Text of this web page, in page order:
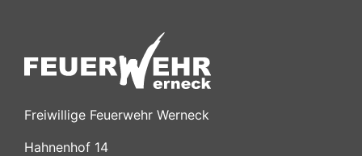
Freiwillige Feuerwehr Werneck
Hahnenhof 14